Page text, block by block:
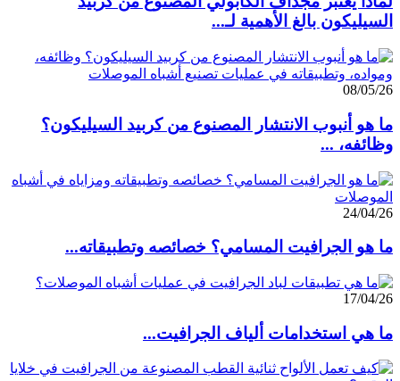
السيليكون بالغ الأهمية لـ...
08/05/26
ما هو أنبوب الانتشار المصنوع من كربيد السيليكون؟
وظائفه، ...
24/04/26
ما هو الجرافيت المسامي؟ خصائصه وتطبيقاته...
17/04/26
ما هي استخدامات ألياف الجرافيت...